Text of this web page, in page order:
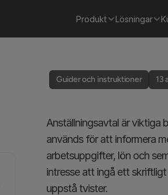
Produkt Lösningar
Guider och instruktioner 13
Anställningsavtal är viktiga
används för att informera
arbetsuppgifter, lön och
intresse att ingå ett
uppstå tvister.